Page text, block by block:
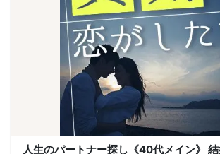
※お申し込み後、即時でお客様のお席を確保しています♪
規定のキャンセルポリシーが適用されます。ご確認の上、お申
男女調整・お席の確保等を行っております運営都合上、ご理解
【会場での受付】
10分前より受付♪
【ご参加規約】
開催中のマスク着用は任意とさせていただきます。
ドリンクメニュー・フード類については店舗により若干変更す
※お申し込み後、即時でお客様のお席を確保しています。
規定のキャンセルポリシーが適用されます。ご確認の上、お申
男女調整・お席の確保等を行っております運営都合上、ご理解
最少催行人数2対2～
ただし当日欠席による人数減少は不可抗力のため返金は行いま
人生のパートナー探し《40代メイン》